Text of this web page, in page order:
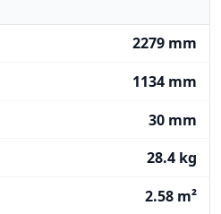
2279 mm
1134 mm
30 mm
28.4 kg
2.58 m²